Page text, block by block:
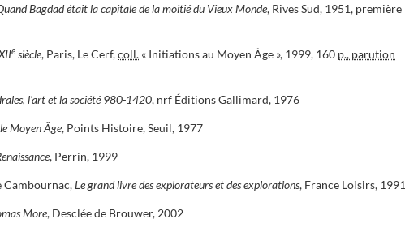
Bagdad était la capitale de la moitié du Vieux Monde, Rives Sud, 1951, première
e siècle, Paris, Le Cerf,coll. « Initiations au Moyen Âge », 1999, 160 p., parution
l'art et la société 980-1420, nrf Éditions Gallimard, 1976
Moyen Âge, Points Histoire, Seuil, 1977
, Perrin, 1999
Cambournac,Le grand livre des explorateurs et des explorations, France Loisirs, 1991
More, Desclée de Brouwer, 2002